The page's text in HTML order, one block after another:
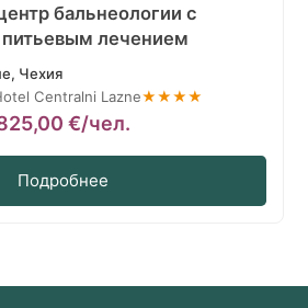
бальнеологии с
лечением
Чехия
Centralni Lazne★★★★
€/чел.
Подробнее